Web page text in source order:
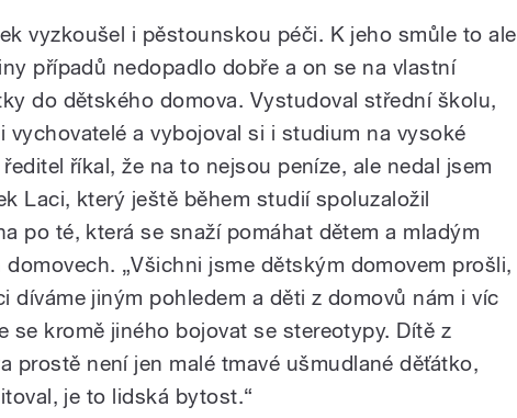
vyzkoušel i pěstounskou péči. K jeho smůle to ale
případů nedopadlo dobře a on se na vlastní
do dětského domova. Vystudoval střední školu,
vychovatelé a vybojoval si i studium na vysoké
říkal, že na to nejsou peníze, ale nedal jsem
Laci, který ještě během studií spoluzaložil
po té, která se snaží pomáhat dětem a mladým
„Všichni jsme dětským domovem prošli,
díváme jiným pohledem a děti z domovů nám i víc
se kromě jiného bojovat se stereotypy. Dítě z
prostě není jen malé tmavé ušmudlané děťátko,
je to lidská bytost.“